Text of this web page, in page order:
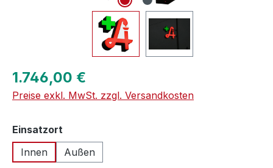
Regulärer Preis:
1.746,00 €
Preise exkl. MwSt. zzgl. Versandkosten
Einsatzort
Innen
Außen